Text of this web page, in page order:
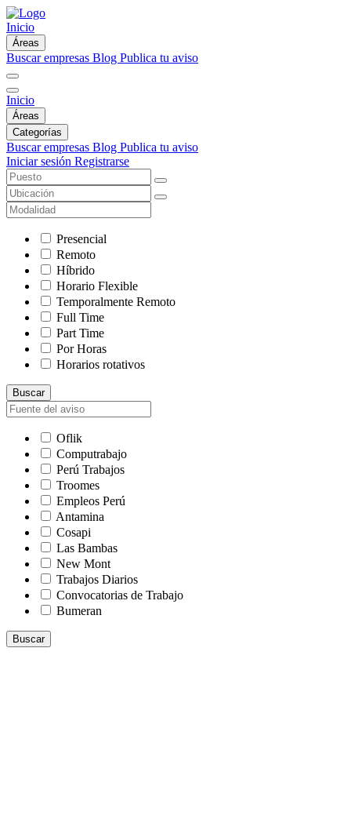
Inicio
Áreas
Buscar empresas Blog Publica tu aviso
Inicio
Áreas
Categorías
Buscar empresas Blog Publica tu aviso
Iniciar sesión Registrarse
Presencial
Remoto
Híbrido
Horario Flexible
Temporalmente Remoto
Full Time
Part Time
Por Horas
Horarios rotativos
Buscar
Oflik
Computrabajo
Perú Trabajos
Troomes
Empleos Perú
Antamina
Cosapi
Las Bambas
New Mont
Trabajos Diarios
Convocatorias de Trabajo
Bumeran
Buscar